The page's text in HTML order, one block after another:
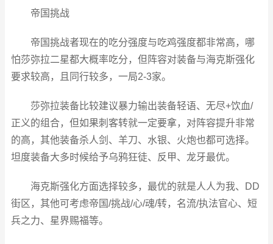
帝国挑战
帝国挑战者现在的吃分强度与吃鸡强度都非常高，哪
怕莎弥拉二星都大概率吃分，但阵容对装备与海克斯强化
要求较高，且同行较多，一局2-3家。
莎弥拉装备比较建议暴力输出装备轻语、无尽+饮血/
正义的组合，但如果刺客转就一定要拿，对阵容提升非常
的高，其他装备杀人剑、羊刀、水银、火炮也都可选择。
坦度装备大多时候给予乌鸦狂徒、反甲、龙牙最优。
海克斯强化方面选择较多，最优的就是人人为我、DD
街区，其他可考虑帝国/挑战/心/魂/转，名流/执法官心、短
兵之力、星界赐福等。